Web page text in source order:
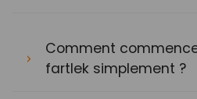
Comment
fartlek simplement ?